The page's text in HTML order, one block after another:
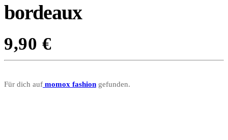
bordeaux
9,90 €
Für dich auf momox fashion gefunden.